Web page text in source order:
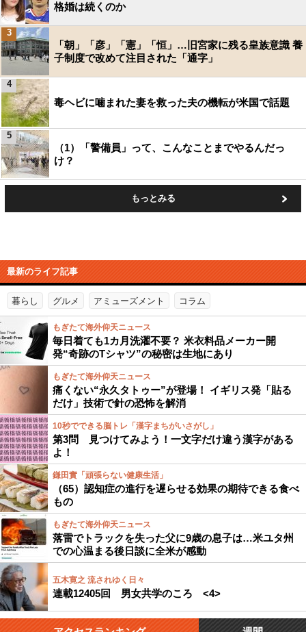
格婚は続くのか
「朝」「彦」「憲」「恒」…旧宮家に残る皇族意識 養
子制度で改めて注目された「通字」
3
毒ヘビに噛まれた妻を救った夫の機転が米国で話題
4
（1）「警備員」って、こんなことまでやるんだっ
け？
5
もっとみる
最新のライフ記事
暮らし グルメ アミューズメント コラム
もぎたて海外仰天ニュース
毎日着ても1カ月洗濯不要？ 米衣料品メーカー開
発“奇跡のTシャツ”の秘密は生地にあり
もぎたて海外仰天ニュース
痛くない“永久タトゥー”が登場！ イギリス発「貼る
だけ」技術で針の恐怖を解消
10秒でできる脳トレ「漢字まちがいさがし」
第3問 見つけてみよう！一文字だけ違う漢字がある
よ！
鎌田實「頑張らない健康生活」
（65）認知症の進行を遅らせる効果の期待できる食べ
もの
もぎたて海外仰天ニュース
落雷でトラックを失った父に9歳の息子は…米ユタ州
での心温まる後日談に全米が感動
五木寛之 流されゆく日々
連載12405回 男女共学のころ <4>